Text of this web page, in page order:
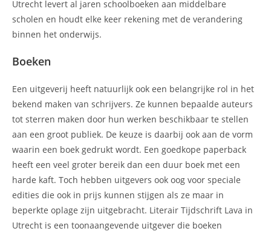
Utrecht levert al jaren schoolboeken aan middelbare
scholen en houdt elke keer rekening met de verandering
binnen het onderwijs.
Boeken
Een uitgeverij heeft natuurlijk ook een belangrijke rol in het
bekend maken van schrijvers. Ze kunnen bepaalde auteurs
tot sterren maken door hun werken beschikbaar te stellen
aan een groot publiek. De keuze is daarbij ook aan de vorm
waarin een boek gedrukt wordt. Een goedkope paperback
heeft een veel groter bereik dan een duur boek met een
harde kaft. Toch hebben uitgevers ook oog voor speciale
edities die ook in prijs kunnen stijgen als ze maar in
beperkte oplage zijn uitgebracht. Literair Tijdschrift Lava in
Utrecht is een toonaangevende uitgever die boeken